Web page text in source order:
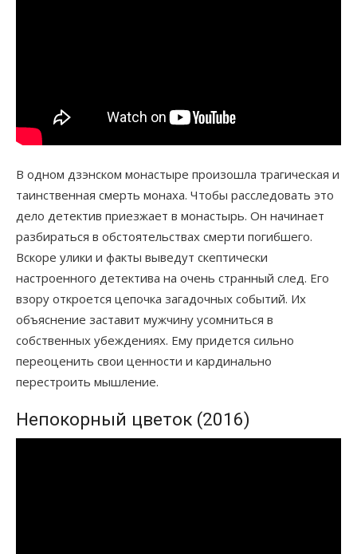
В одном дзэнском монастыре произошла трагическая и
таинственная смерть монаха. Чтобы расследовать это
дело детектив приезжает в монастырь. Он начинает
разбираться в обстоятельствах смерти погибшего.
Вскоре улики и факты выведут скептически
настроенного детектива на очень странный след. Его
взору откроется цепочка загадочных событий. Их
объяснение заставит мужчину усомниться в
собственных убеждениях. Ему придется сильно
переоценить свои ценности и кардинально
перестроить мышление.
Непокорный цветок (2016)